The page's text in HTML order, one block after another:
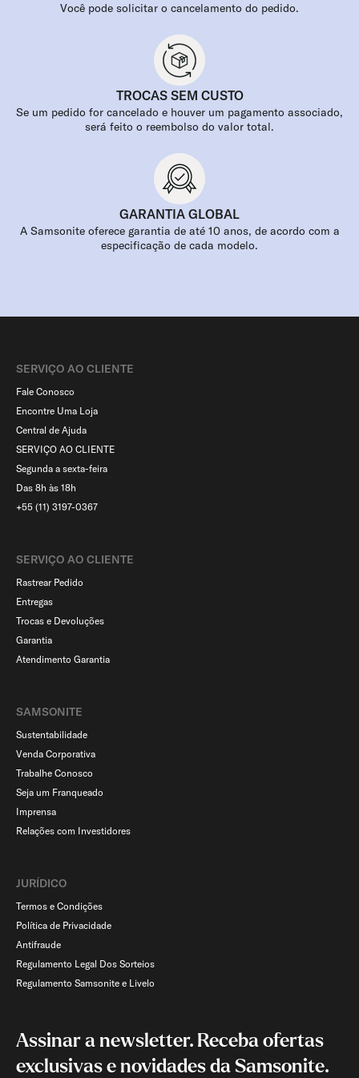
Você pode solicitar o cancelamento do pedido.
TROCAS SEM CUSTO
Se um pedido for cancelado e houver um pagamento associado,
será feito o reembolso do valor total.
GARANTIA GLOBAL
A Samsonite oferece garantia de até 10 anos, de acordo com a
especificação de cada modelo.
SERVIÇO AO CLIENTE​
Fale Conosco
Encontre Uma Loja
Central de Ajuda
SERVIÇO AO CLIENTE
Segunda a sexta-feira
Das 8h às 18h
+55 (11) 3197-0367
SERVIÇO AO CLIENTE​
Rastrear Pedido
Entregas
Trocas e Devoluções
Garantia
Atendimento Garantia
SAMSONITE
Sustentabilidade
Venda Corporativa
Trabalhe Conosco
Seja um Franqueado
Imprensa
Relações com Investidores
JURÍDICO
Termos e Condições
Política de Privacidade
Antifraude
Regulamento Legal Dos Sorteios
Regulamento Samsonite e Livelo
Assinar a newsletter. Receba ofertas
exclusivas e novidades da Samsonite.